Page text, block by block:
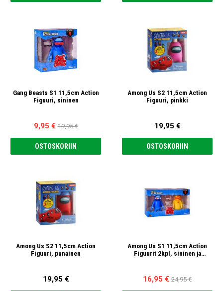
Gang Beasts S1 11,5cm Action
Figuuri, sininen
9,95 € 19,95 €
OSTOSKORIIN
Among Us S2 11,5cm Action
Figuuri, pinkki
19,95 €
OSTOSKORIIN
Among Us S2 11,5cm Action
Figuuri, punainen
19,95 €
Among Us S1 11,5cm Action
Figuurit 2kpl, sininen ja
16,95 € 24,95 €